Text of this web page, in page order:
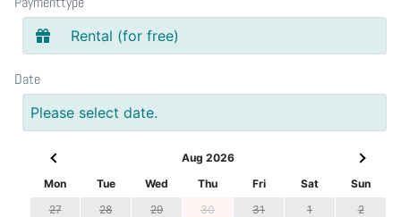
Rental (for free)
Date
Please select date.
Aug 2026
Mon
Tue Wed Thu Fri Sat
Sun
27
28 29 30 31 1
2